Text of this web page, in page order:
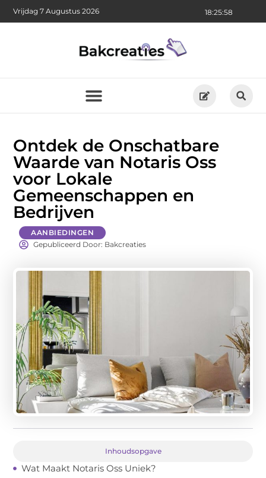
18:25:59
Vrijdag 7 Augustus 2026
Ontdek de Onschatbare
Waarde van Notaris Oss
voor Lokale
Gemeenschappen en
Bedrijven
AANBIEDINGEN
Gepubliceerd Door: Bakcreaties
Inhoudsopgave
Wat Maakt Notaris Oss Uniek?